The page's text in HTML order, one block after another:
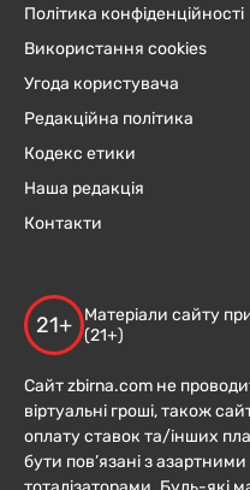
Політика конфіденційності
Використання cookies
Угода користувача
Редакційна політика
Кодекс етики
Наша редакція
Контакти
21+
Матеріали сайту
(21+)
Сайт zbirna.com не
віртуальні гроші, також
оплату ставок та/інших
бути пов’язані з